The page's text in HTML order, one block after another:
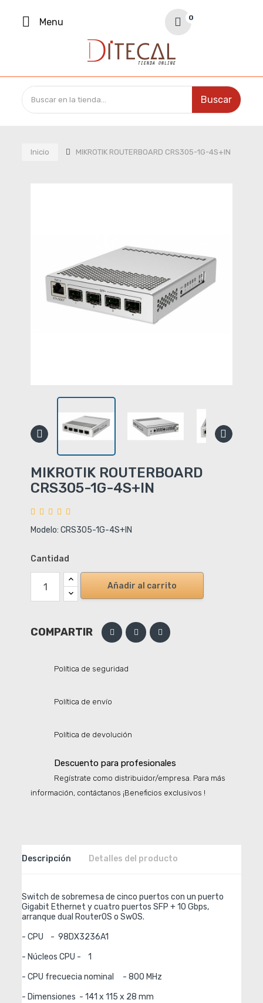
Menu 0
Buscar
Inicio MIKROTIK ROUTERBOARD CRS305-1G-4S+IN
MIKROTIK ROUTERBOARD
CRS305-1G-4S+IN
Modelo: CRS305-1G-4S+IN
Cantidad
Añadir al carrito
COMPARTIR
Política de seguridad
Política de envío
Política de devolución
Descuento para profesionales
Regístrate como distribuidor/empresa. Para más
información, contáctanos ¡Beneficios exclusivos !
Descripción Detalles del producto
Switch de sobremesa de cinco puertos con un puerto
Gigabit Ethernet y cuatro puertos SFP + 10 Gbps,
arranque dual RouterOS o SwOS.
- CPU    -  98DX3236A1
- Núcleos CPU -    1
- CPU frecuecia nominal     - 800 MHz
- Dimensiones  - 141 x 115 x 28 mm